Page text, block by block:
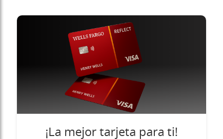
¡La mejor tarjeta para ti!